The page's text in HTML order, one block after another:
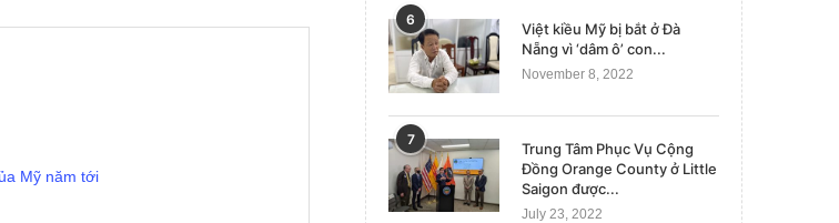
Mỹ năm tới
6
Việt kiều Mỹ bị bắt ở Đà
Nẵng vì ‘dâm ô’ con...
November 8, 2022
7
Trung Tâm Phục Vụ Cộng
Đồng Orange County ở Little
Saigon được...
July 23, 2022